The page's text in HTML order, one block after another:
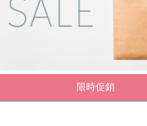
限時促銷